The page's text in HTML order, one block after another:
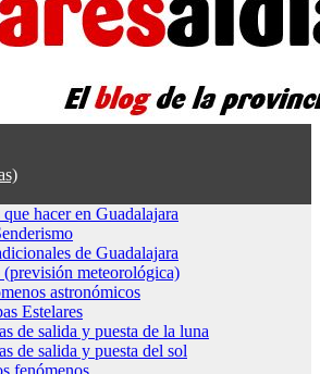
que hacer en Guadalajara
de Guadalajara
meteorológica)
astronómicos
Estelares
de salida y puesta de la luna
de salida y puesta del sol
fenómenos